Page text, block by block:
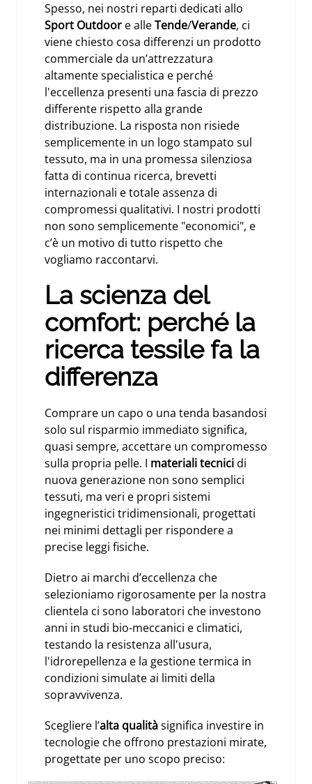
Spesso, nei nostri reparti dedicati allo
Sport Outdoor e alleTende/Verande, ci
viene chiesto cosa differenzi un prodotto
commerciale da un’attrezzatura
altamente specialistica e perché
l'eccellenza presenti una fascia di prezzo
differente rispetto alla grande
distribuzione. La risposta non risiede
semplicemente in un logo stampato sul
tessuto, ma in una promessa silenziosa
fatta di continua ricerca, brevetti
internazionali e totale assenza di
compromessi qualitativi. I nostri prodotti
non sono semplicemente "economici", e
c’è un motivo di tutto rispetto che
vogliamo raccontarvi.
La scienza del
comfort: perché la
ricerca tessile fa la
differenza
Comprare un capo o una tenda basandosi
solo sul risparmio immediato significa,
quasi sempre, accettare un compromesso
sulla propria pelle. I materiali tecnicidi
nuova generazione non sono semplici
tessuti, ma veri e propri sistemi
ingegneristici tridimensionali, progettati
nei minimi dettagli per rispondere a
precise leggi fisiche.
Dietro ai marchi d’eccellenza che
selezioniamo rigorosamente per la nostra
clientela ci sono laboratori che investono
anni in studi bio-meccanici e climatici,
testando la resistenza all'usura,
l'idrorepellenza e la gestione termica in
condizioni simulate ai limiti della
sopravvivenza.
Scegliere l’alta qualitàsignifica investire in
tecnologie che offrono prestazioni mirate,
progettate per uno scopo preciso: